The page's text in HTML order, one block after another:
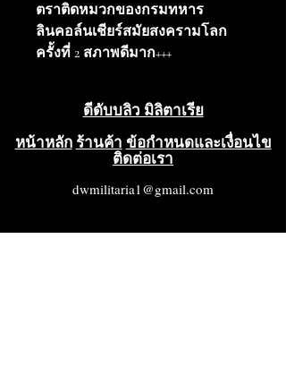
ตราติดหมวกของกรมทหาร
ลินคอล์นเชียร์สมัยสงครามโลก
ครั้งที่ 2 สภาพดีมาก+++
ดีดับบลิว มิลิตาเรีย
หน้าหลัก ร้านค้า ข้อกำหนดและเงื่อนไข
ติดต่อเรา
dwmilitaria1@gmail.com